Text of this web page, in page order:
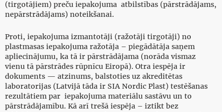
(tirgotājiem) preču iepakojuma atbilstības (pārstrādājams,
nepārstrādājams) noteikšanai.
Proti, iepakojuma izmantotāji (ražotāji tirgotāji) no
plastmasas iepakojuma ražotāja – piegādātāja saņem
apliecinājumu, ka tā ir pārstrādājama (norāda vismaz
vienu tā pārstrādes rūpnīcu Eiropā). Otra iespēja ir
dokuments — atzinums, balstoties uz akreditētas
laboratorijas (Latvijā tāda ir SIA Nordic Plast) testēšanas
rezultātiem par iepakojuma materiālu sastāvu un to
pārstrādājamību. Kā arī trešā iespēja – iztikt bez